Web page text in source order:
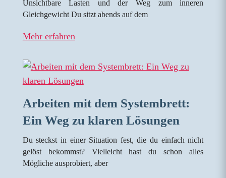
Unsichtbare Lasten und der Weg zum inneren
Gleichgewicht Du sitzt abends auf dem
Mehr erfahren
Arbeiten mit dem Systembrett:
Ein Weg zu klaren Lösungen
Du steckst in einer Situation fest, die du einfach nicht
gelöst bekommst? Vielleicht hast du schon alles
Mögliche ausprobiert, aber